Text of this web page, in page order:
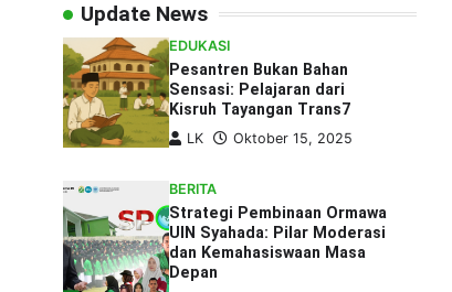
Update News
EDUKASI
Pesantren Bukan Bahan
Sensasi: Pelajaran dari
Kisruh Tayangan Trans7
LK Oktober 15, 2025
BERITA
Strategi Pembinaan Ormawa
UIN Syahada: Pilar Moderasi
dan Kemahasiswaan Masa
Depan